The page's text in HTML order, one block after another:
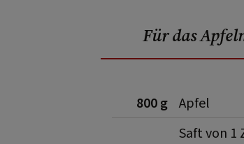
Für das
800 g Apfel
Saft von 1